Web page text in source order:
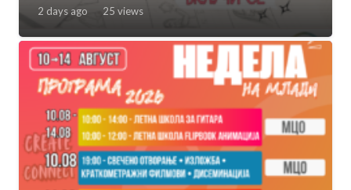
2 days ago 25 views